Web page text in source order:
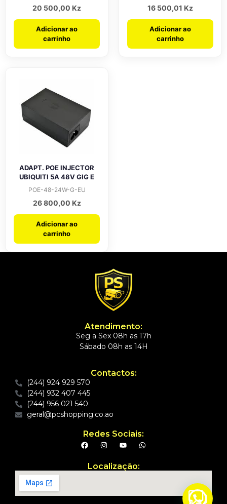
20 500,00 Kz
Adicionar ao
carrinho
16 500,01 Kz
Adicionar ao
carrinho
ADAPT. POE INJECTOR
UBIQUITI 5A 48V GIG E
POE-48-24W-G-EU
26 800,00 Kz
Adicionar ao
carrinho
Atendimento:
Seg a Sex 08h as 17h
Sábado 08h as 14H
Contactos:
(244) 924 929 570
(244) 932 407 445
(244) 956 021 540
geral@pcshopping.co.ao
Redes Sociais:
Localização: